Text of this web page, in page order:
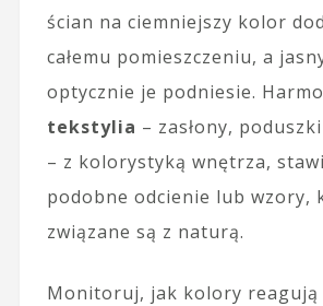
ścian na ciemniejszy kolor
całemu pomieszczeniu, a
optycznie je podniesie.
tekstylia – zasłony,
– z kolorystyką wnętrza,
podobne odcienie lub wzory,
związane są z naturą.
Monitoruj, jak kolory reagują